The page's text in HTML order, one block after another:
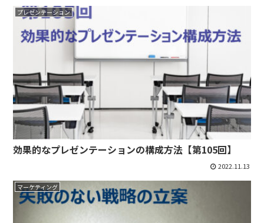
プレゼンテーション
効果的なプレゼンテーションの構成方法【第105回】
2022.11.13
マーケティング